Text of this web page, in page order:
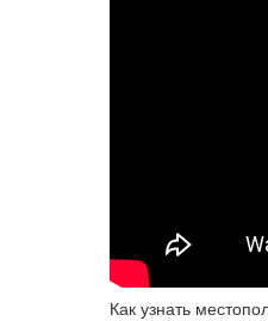
Как узнать